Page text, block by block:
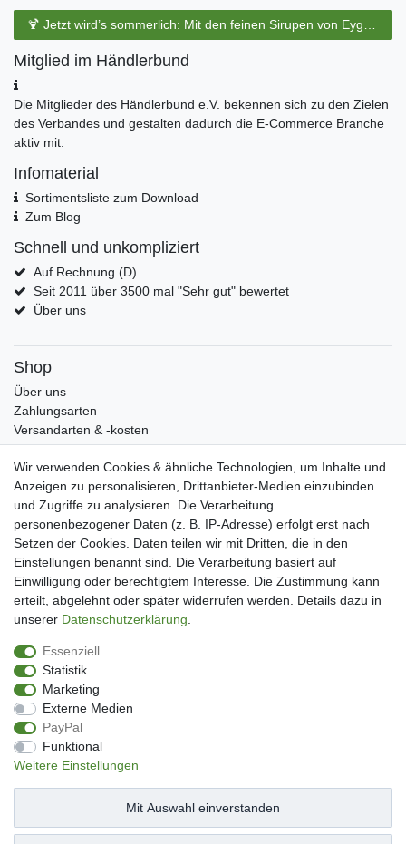
Mitglied im Händlerbund
Die Mitglieder des Händlerbund e.V. bekennen sich zu den Zielen
des Verbandes und gestalten dadurch die E-Commerce Branche
aktiv mit.
Infomaterial
Sortimentsliste zum Download
Zum Blog
Schnell und unkompliziert
Auf Rechnung (D)
Seit 2011 über 3500 mal "Sehr gut" bewertet
Über uns
Shop
Über uns
Zahlungsarten
Versandarten & -kosten
Widerrufsrecht
Warenkorb
Zur Kasse
Mein Konto
Kundenkonto eröffnen
Im Kundenkonto anmelden
Wunschliste
Service
Datenschutzerklärung
AGB
Impressum
Facebook
Newsletter An & Abmeldung
Impressum Daten­schutz­erklärung
Wir verwenden Cookies & ähnliche Technologien, um Inhalte und
Anzeigen zu personalisieren, Drittanbieter-Medien einzubinden
und Zugriffe zu analysieren. Die Verarbeitung
personenbezogener Daten (z. B. IP-Adresse) erfolgt erst nach
Setzen der Cookies. Daten teilen wir mit Dritten, die in den
Einstellungen benannt sind. Die Verarbeitung basiert auf
Einwilligung oder berechtigtem Interesse. Die Zustimmung kann
erteilt, abgelehnt oder später widerrufen werden. Details dazu in
unserer Daten­schutz­erklärung
Essenziell
Statistik
Marketing
Externe Medien
PayPal
Funktional
Weitere Einstellungen
Mit Auswahl einverstanden